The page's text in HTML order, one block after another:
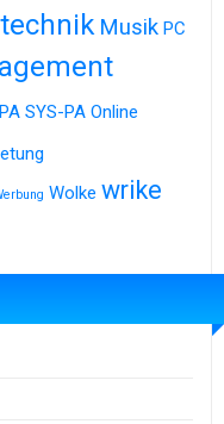
Musik PC
SYS-PA Online
Wolke wrike